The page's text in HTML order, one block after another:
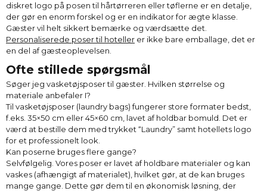
diskret logo på posen til hårtørreren eller tøflerne er en detalje,
der gør en enorm forskel og er en indikator for ægte klasse.
Gæster vil helt sikkert bemærke og værdsætte det.
Personaliserede poser til hoteller er ikke bare emballage, det er
en del af gæsteoplevelsen.
Ofte stillede spørgsmål
Søger jeg vasketøjsposer til gæster. Hvilken størrelse og
materiale anbefaler I?
Til vasketøjsposer (laundry bags) fungerer store formater bedst,
f.eks. 35×50 cm eller 45×60 cm, lavet af holdbar bomuld. Det er
værd at bestille dem med trykket “Laundry” samt hotellets logo
for et professionelt look.
Kan poserne bruges flere gange?
Selvfølgelig. Vores poser er lavet af holdbare materialer og kan
vaskes (afhængigt af materialet), hvilket gør, at de kan bruges
mange gange. Dette gør dem til en økonomisk løsning, der